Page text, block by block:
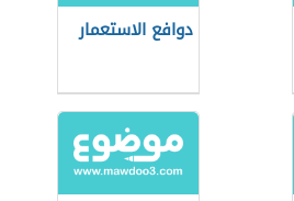
دوافع الاستعمار